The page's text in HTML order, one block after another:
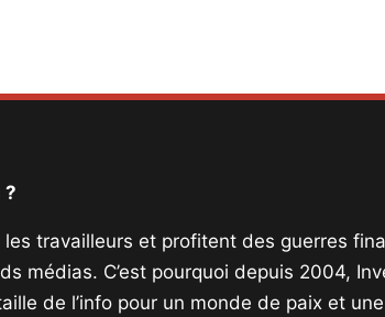
?
les travailleurs et profitent des guerres
médias. C’est pourquoi depuis 2004,
de l’info pour un monde de paix et